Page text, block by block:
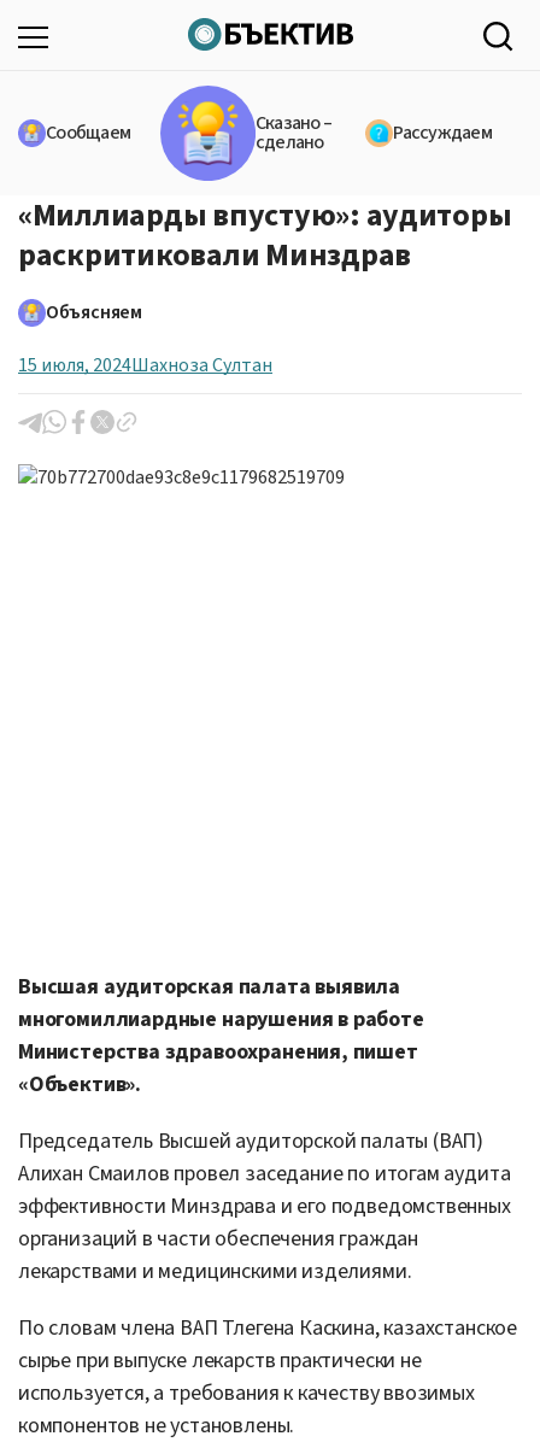
Сообщаем Сказано –
сделано Рассуждаем
«Миллиарды впустую»: аудиторы
раскритиковали Минздрав
Объясняем
15 июля, 2024Шахноза Султан
Высшая аудиторская палата выявила
многомиллиардные нарушения в работе
Министерства здравоохранения, пишет
«Объектив».
Председатель Высшей аудиторской палаты (ВАП)
Алихан Смаилов провел заседание по итогам аудита
эффективности Минздрава и его подведомственных
организаций в части обеспечения граждан
лекарствами и медицинскими изделиями.
По словам члена ВАП Тлегена Каскина, казахстанское
сырье при выпуске лекарств практически не
используется, а требования к качеству ввозимых
компонентов не установлены.